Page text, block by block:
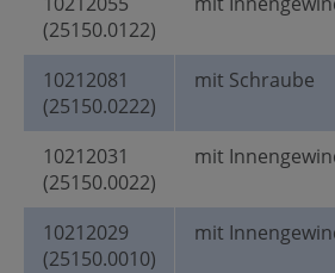
(25150.0122)
10212081
(25150.0222)
mit Schraube
10212031
(25150.0022)
mit
10212029
(25150.0010)
mit